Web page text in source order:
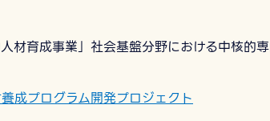
育成事業」社会基盤分野における中核的
成プログラム開発プロジェクト